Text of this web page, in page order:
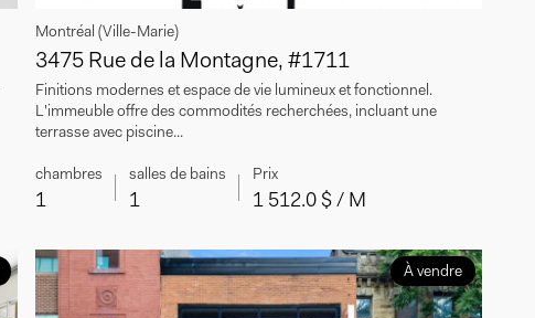
Montréal (Ville-Marie)
3475 Rue de la Montagne, #1711
Finitions modernes et espace de vie lumineux et fonctionnel.
L'immeuble offre des commodités recherchées, incluant une
terrasse avec piscine...
chambres
1
salles de bains
1
Prix
1 512.0 $ / M
À vendre